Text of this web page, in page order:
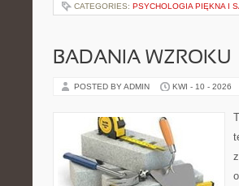
CATEGORIES: PSYCHOLOGIA PIĘKNA I
BADANIA WZROKU
POSTED BY ADMIN KWI - 10 - 2026